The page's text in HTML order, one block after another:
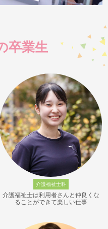
卒業生
介護福祉士科
介護福祉士は利用者さんと仲良くな
ることができて楽しい仕事